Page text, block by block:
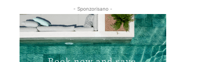
- Sponzorisano -